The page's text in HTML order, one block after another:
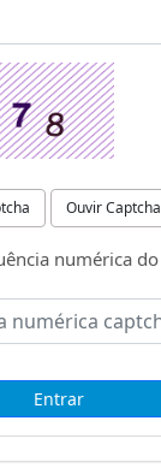
Ouvir Captcha
numérica do